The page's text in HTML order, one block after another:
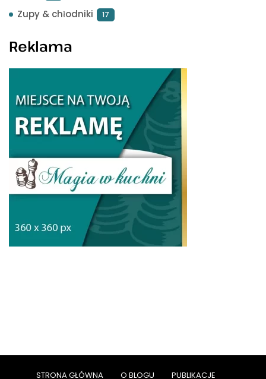
Zupy & chłodniki 17
Reklama
STRONA GŁÓWNA O BLOGU PUBLIKACJE